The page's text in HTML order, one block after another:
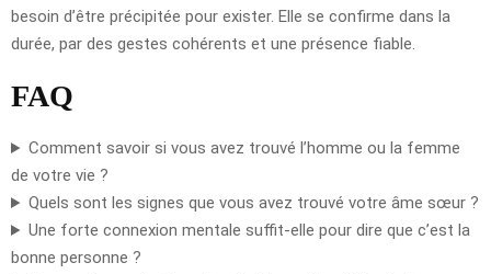
besoin d’être précipitée pour exister. Elle se confirme dans la
durée, par des gestes cohérents et une présence fiable.
FAQ
Comment savoir si vous avez trouvé l’homme ou la femme
de votre vie ?
Quels sont les signes que vous avez trouvé votre âme sœur ?
Une forte connexion mentale suffit-elle pour dire que c’est la
bonne personne ?